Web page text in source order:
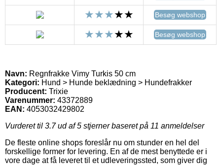
Besøg webshop
Besøg webshop
Navn: Regnfrakke Vimy Turkis 50 cm
Kategori: Hund > Hunde beklædning > Hundefrakker
Producent: Trixie
Varenummer: 43372889
EAN: 4053032429802
Vurderet til 3.7ud af 5 stjerner baseret på 11 anmeldelser
De fleste online shops foreslår nu om stunder en hel del
forskellige former for levering. En af de mest benyttede er i
vore dage at få leveret til et udleveringssted, som giver dig